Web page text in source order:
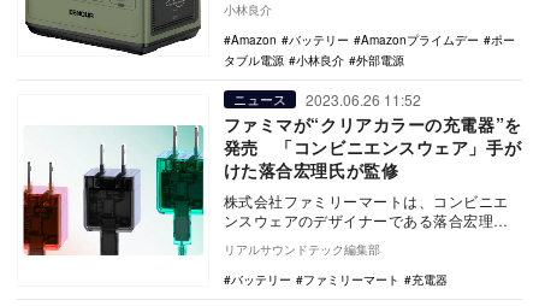
小林良介
Amazon
バッテリー Amazonプライムデー
ポー
タブル電源
小林良介 外部電源
ニュース 2023.06.26 11:52
ファミマが“クリアカラーの充電器”を
発売 「コンビニエンスウェア」手が
けた落合宏理氏が監修
株式会社ファミリーマートは、コンビニエ
ンスウェアのデザイナーである落合宏理氏
がデザイン監修した『PD20W コンセント充
電器』を…
リアルサウンドテック編集部
バッテリー
ファミリーマート 充電器